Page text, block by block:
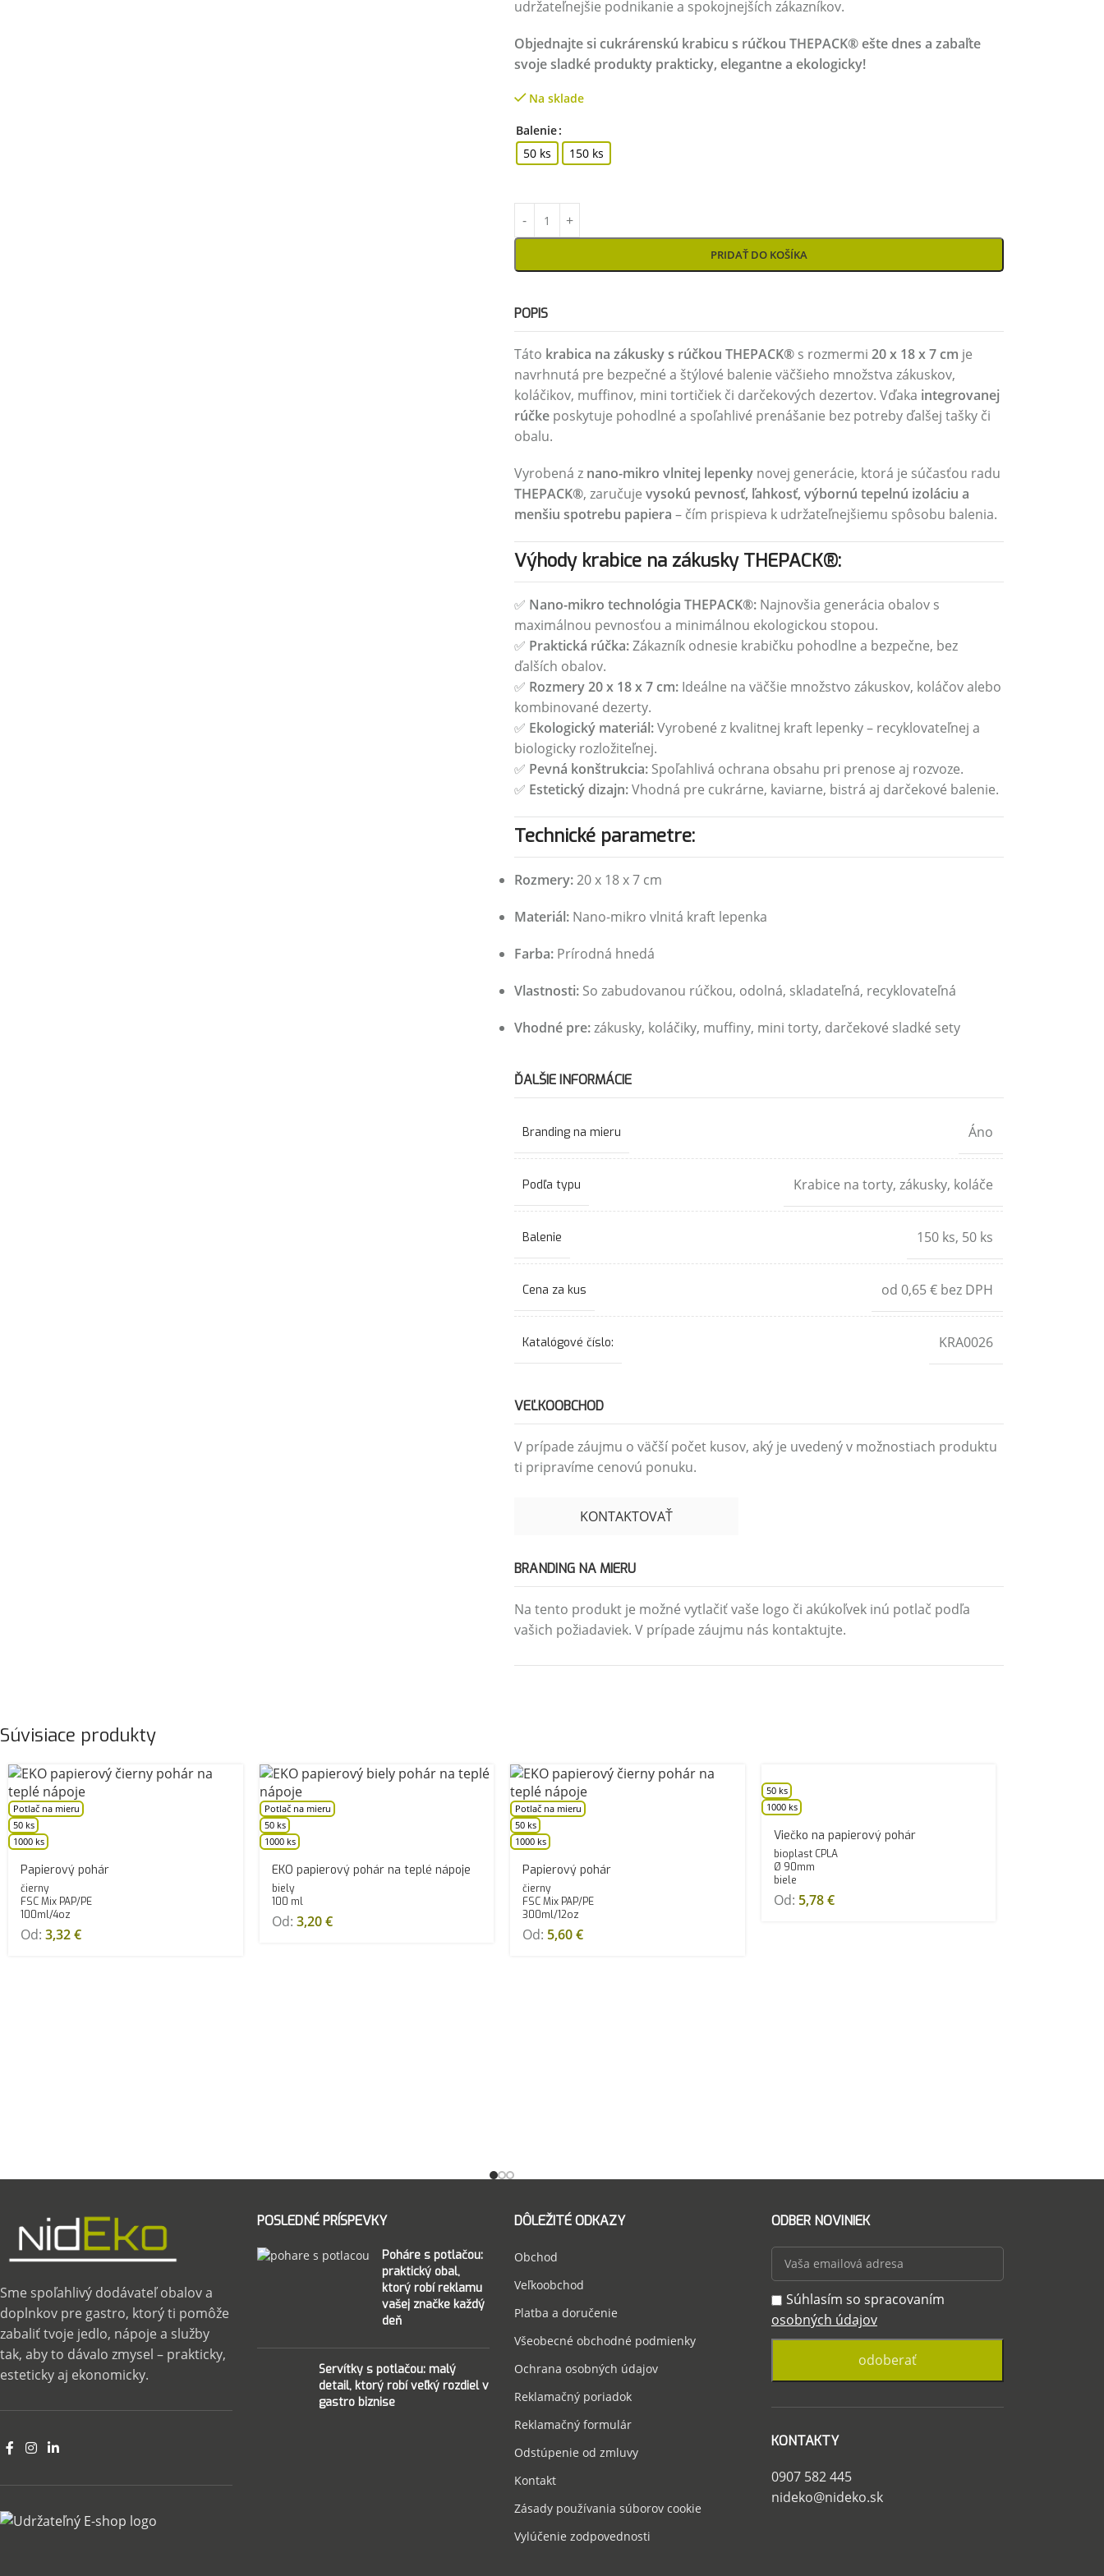
udržateľnejšie podnikanie a spokojnejších zákazníkov.
Objednajte si cukrárenskú krabicu s rúčkou THEPACK® ešte dnes a zabaľte
svoje sladké produkty prakticky, elegantne a ekologicky!
Na sklade
Balenie
50 ks
150 ks
PRIDAŤ DO KOŠÍKA
POPIS
Táto krabica na zákusky s rúčkou THEPACK®s rozmermi 20 x 18 x 7 cm je
navrhnutá pre bezpečné a štýlové balenie väčšieho množstva zákuskov,
koláčikov, muffinov, mini tortičiek či darčekových dezertov. Vďaka integrovanej
rúčkeposkytuje pohodlné a spoľahlivé prenášanie bez potreby ďalšej tašky či
obalu.
Vyrobená z nano-mikro vlnitej lepenkynovej generácie, ktorá je súčasťou radu
THEPACK®, zaručuje vysokú pevnosť, ľahkosť, výbornú tepelnú izoláciu a
menšiu spotrebu papiera – čím prispieva k udržateľnejšiemu spôsobu balenia.
Výhody krabice na zákusky THEPACK®:
✅ Nano-mikro technológia THEPACK®:Najnovšia generácia obalov s
maximálnou pevnosťou a minimálnou ekologickou stopou.
✅ Praktická rúčka:Zákazník odnesie krabičku pohodlne a bezpečne, bez
ďalších obalov.
✅ Rozmery 20 x 18 x 7 cm:Ideálne na väčšie množstvo zákuskov, koláčov alebo
kombinované dezerty.
✅ Ekologický materiál:Vyrobené z kvalitnej kraft lepenky – recyklovateľnej a
biologicky rozložiteľnej.
✅ Pevná konštrukcia:Spoľahlivá ochrana obsahu pri prenose aj rozvoze.
✅ Estetický dizajn:Vhodná pre cukrárne, kaviarne, bistrá aj darčekové balenie.
Technické parametre:
Rozmery:20 x 18 x 7 cm
Materiál:Nano-mikro vlnitá kraft lepenka
Farba:Prírodná hnedá
Vlastnosti:So zabudovanou rúčkou, odolná, skladateľná, recyklovateľná
Vhodné pre:zákusky, koláčiky, muffiny, mini torty, darčekové sladké sety
ĎALŠIE INFORMÁCIE
Branding na mieru Áno
Podľa typu Krabice na torty, zákusky, koláče
Balenie 150 ks, 50 ks
Cena za kus od 0,65 € bez DPH
Katalógové číslo: KRA0026
VEĽKOOBCHOD
V prípade záujmu o väčší počet kusov, aký je uvedený v možnostiach produktu
ti pripravíme cenovú ponuku.
KONTAKTOVAŤ
BRANDING NA MIERU
Na tento produkt je možné vytlačiť vaše logo či akúkoľvek inú potlač podľa
vašich požiadaviek. V prípade záujmu nás kontaktujte.
Súvisiace produkty
Potlač na mieru
50 ks
1000 ks
Papierový pohár
čierny
FSC Mix PAP/PE
100ml/4oz
Od: 3,32€
Potlač na mieru
50 ks
1000 ks
EKO papierový pohár na teplé nápoje
biely
100 ml
Od: 3,20€
Potlač na mieru
50 ks
1000 ks
Papierový pohár
čierny
FSC Mix PAP/PE
300ml/12oz
Od: 5,60€
50 ks
1000 ks
Viečko na papierový pohár
bioplast CPLA
Ø 90mm
biele
Od: 5,78€
Sme spoľahlivý dodávateľ obalov a
doplnkov pre gastro, ktorý ti pomôže
zabaliť tvoje jedlo, nápoje a služby
tak, aby to dávalo zmysel – prakticky,
esteticky aj ekonomicky.
POSLEDNÉ PRÍSPEVKY
Poháre s potlačou:
praktický obal,
ktorý robí reklamu
vašej značke každý
deň
Servítky s potlačou: malý
detail, ktorý robí veľký rozdiel v
gastro biznise
DÔLEŽITÉ ODKAZY
Obchod
Veľkoobchod
Platba a doručenie
Všeobecné obchodné podmienky
Ochrana osobných údajov
Reklamačný poriadok
Reklamačný formulár
Odstúpenie od zmluvy
Kontakt
Zásady používania súborov cookie
Vylúčenie zodpovednosti
ODBER NOVINIEK
Súhlasím so spracovaním
osobných údajov
KONTAKTY
0907 582 445
nideko@nideko.sk